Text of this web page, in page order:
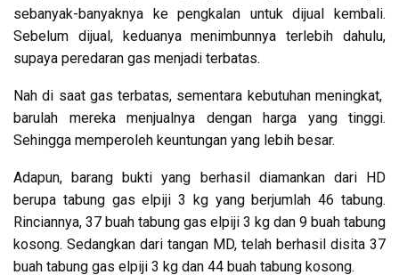
sebanyak-banyaknya ke pengkalan untuk dijual kembali.
Sebelum dijual, keduanya menimbunnya terlebih dahulu,
supaya peredaran gas menjadi terbatas.
Nah di saat gas terbatas, sementara kebutuhan meningkat,
barulah mereka menjualnya dengan harga yang tinggi.
Sehingga memperoleh keuntungan yang lebih besar.
Adapun, barang bukti yang berhasil diamankan dari HD
berupa tabung gas elpiji 3 kg yang berjumlah 46 tabung.
Rinciannya, 37 buah tabung gas elpiji 3 kg dan 9 buah tabung
kosong. Sedangkan dari tangan MD, telah berhasil disita 37
buah tabung gas elpiji 3 kg dan 44 buah tabung kosong.